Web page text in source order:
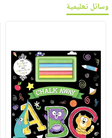
وسائل تعليمية